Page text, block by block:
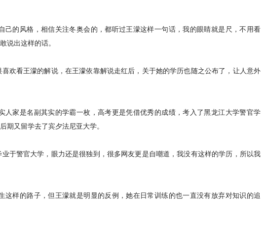
的风格，相信关注冬奥会的，都听过王濛这样一句话，我的眼睛就是尺，不用看
说出这样的话。
欢看王濛的解说，在王濛依靠解说走红后，关于她的学历也随之公布了，让人意外
家是名副其实的学霸一枚，高考更是凭借优秀的成绩，考入了黑龙江大学警官学
期又留学去了宾夕法尼亚大学。
于警官大学，眼力还是很独到，很多网友更是自嘲道，我没有这样的学历，所以我
样的路子，但王濛就是明显的反例，她在日常训练的也一直没有放弃对知识的追